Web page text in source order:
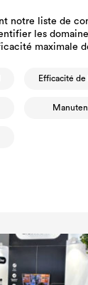
notre liste de
les
maximale
Efficacité